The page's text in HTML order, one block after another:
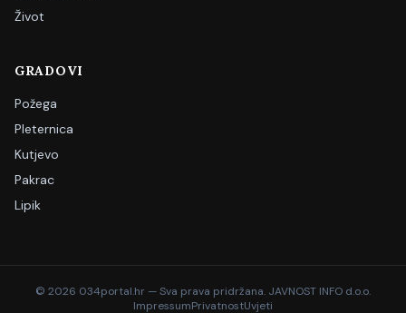
Život
GRADOVI
Požega
Pleternica
Kutjevo
Pakrac
Lipik
© 2026 034portal.hr — Sva prava pridržana. JAVNOST INFO d.o.o.
ImpressumPrivatnostUvjeti